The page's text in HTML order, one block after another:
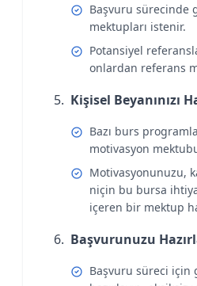
Başvuru sürecinde
mektupları istenir.
Potansiyel
onlardan referans
Kişisel Beyanınızı
Bazı burs
motivasyon
Motivasyonunuzu,
niçin bu bursa
içeren bir mektup
Başvurunuzu
Başvuru süreci